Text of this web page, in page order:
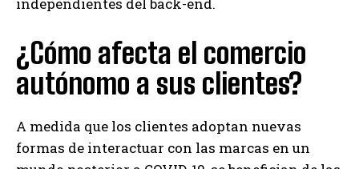
¿Cómo afecta el comercio
autónomo a sus clientes?
A medida que los clientes adoptan nuevas
formas de interactuar con las marcas en un